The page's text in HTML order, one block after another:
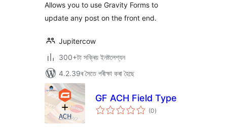
Allows you to use Gravity Forms to
update any post on the front end.
Jupitercow
300+টা সক্ৰিয় ইনষ্টলেশ্যন
4.2.39ৰ সৈতে পৰীক্ষা কৰা হৈছে
GF ACH Field Type
(0টা
মুঠ)